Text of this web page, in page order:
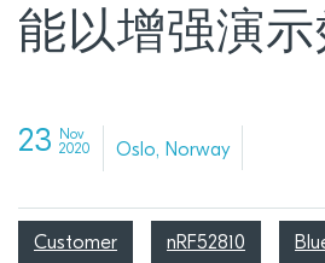
能以增强演示
23
Nov
2020
Oslo, Norway
Customer nRF52810